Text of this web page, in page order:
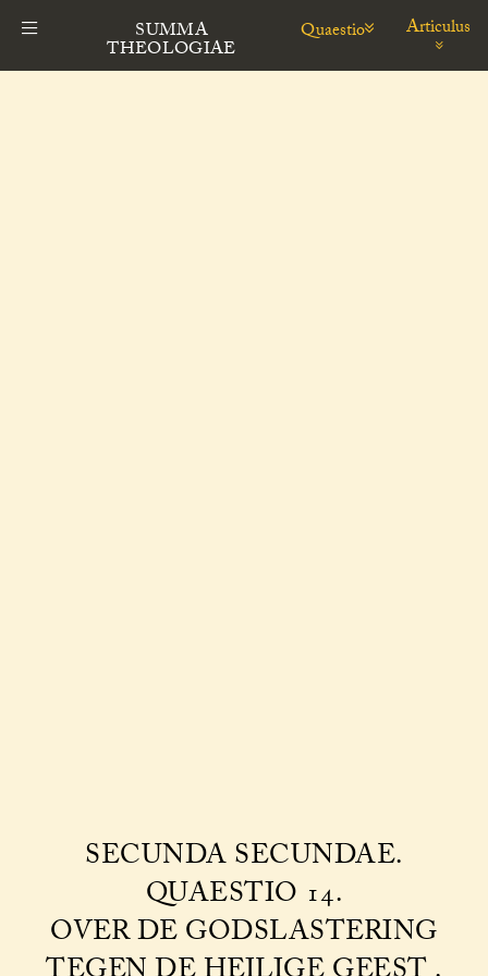
SUMMA
THEOLOGIAE
Quaestio Articulus
SECUNDA SECUNDAE.
QUAESTIO 14.
OVER DE GODSLASTERING